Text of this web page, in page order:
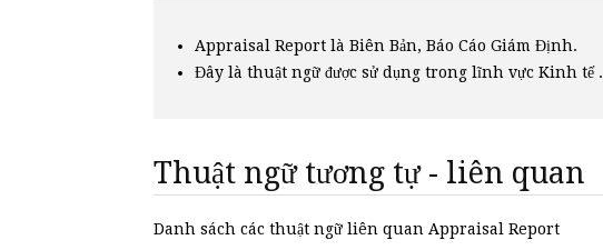
Appraisal Report là Biên Bản, Báo Cáo Giám Định.
Đây là thuật ngữ được sử dụng trong lĩnh vực Kinh tế .
Thuật ngữ tương tự - liên quan
Danh sách các thuật ngữ liên quan Appraisal Report